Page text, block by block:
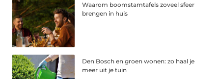
Waarom boomstamtafels zoveel sfeer
brengen in huis
Den Bosch en groen wonen: zo haal je
meer uit je tuin